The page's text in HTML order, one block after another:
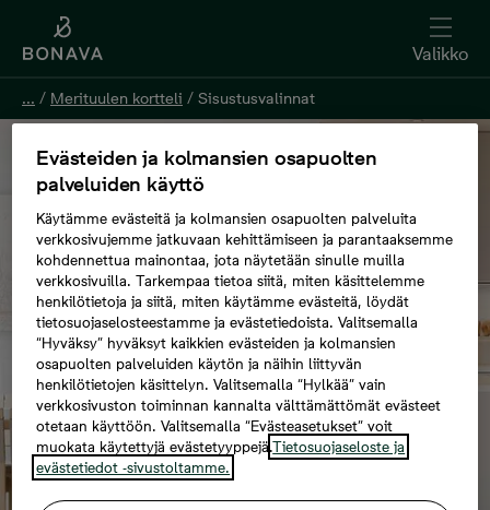
Valikko
... / Merituulen kortteli / Sisustusvalinnat
Evästeiden ja kolmansien osapuolten
palveluiden käyttö
Käytämme evästeitä ja kolmansien osapuolten palveluita
verkkosivujemme jatkuvaan kehittämiseen ja parantaaksemme
kohdennettua mainontaa, jota näytetään sinulle muilla
verkkosivuilla. Tarkempaa tietoa siitä, miten käsittelemme
henkilötietoja ja siitä, miten käytämme evästeitä, löydät
tietosuojaselosteestamme ja evästetiedoista. Valitsemalla
“Hyväksy” hyväksyt kaikkien evästeiden ja kolmansien
osapuolten palveluiden käytön ja näihin liittyvän
henkilötietojen käsittelyn. Valitsemalla “Hylkää” vain
verkkosivuston toiminnan kannalta välttämättömät evästeet
otetaan käyttöön. Valitsemalla “Evästeasetukset” voit
muokata käytettyjä evästetyyppejä.Tietosuojaseloste ja
evästetiedot -sivustoltamme.